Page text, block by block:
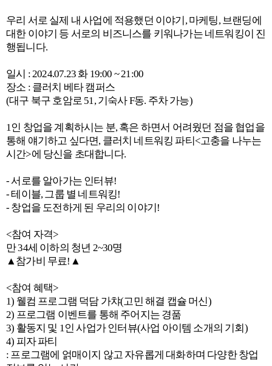
우리 서로 실제 내 사업에 적용했던 이야기, 마케팅, 브랜딩에
대한 이야기 등 서로의 비즈니스를 키워나가는 네트워킹이 진
행됩니다.
일시 : 2024.07.23 화 19:00 ~ 21:00
장소 : 클러치 베타 캠퍼스
(대구 북구 호암로 51, 기숙사 F동. 주차 가능)
1인 창업을 계획하시는 분, 혹은 하면서 어려웠던 점을 협업을
통해 얘기하고 싶다면, 클러치 네트워킹 파티<고충을 나누는
시간>에 당신을 초대합니다.
- 서로를 알아가는 인터뷰!
- 테이블, 그룹 별 네트워킹!
- 창업을 도전하게 된 우리의 이야기!
<참여 자격>
만 34세 이하의 청년 2~30명
▲참가비 무료!▲
<참여 혜택>
1) 웰컴 프로그램 덕담 가챠(고민 해결 캡슐 머신)
2) 프로그램 이벤트를 통해 주어지는 경품
3) 활동지 및 1인 사업가 인터뷰(사업 아이템 소개의 기회)
4) 피자 파티
: 프로그램에 얽매이지 않고 자유롭게 대화하며 다양한 창업